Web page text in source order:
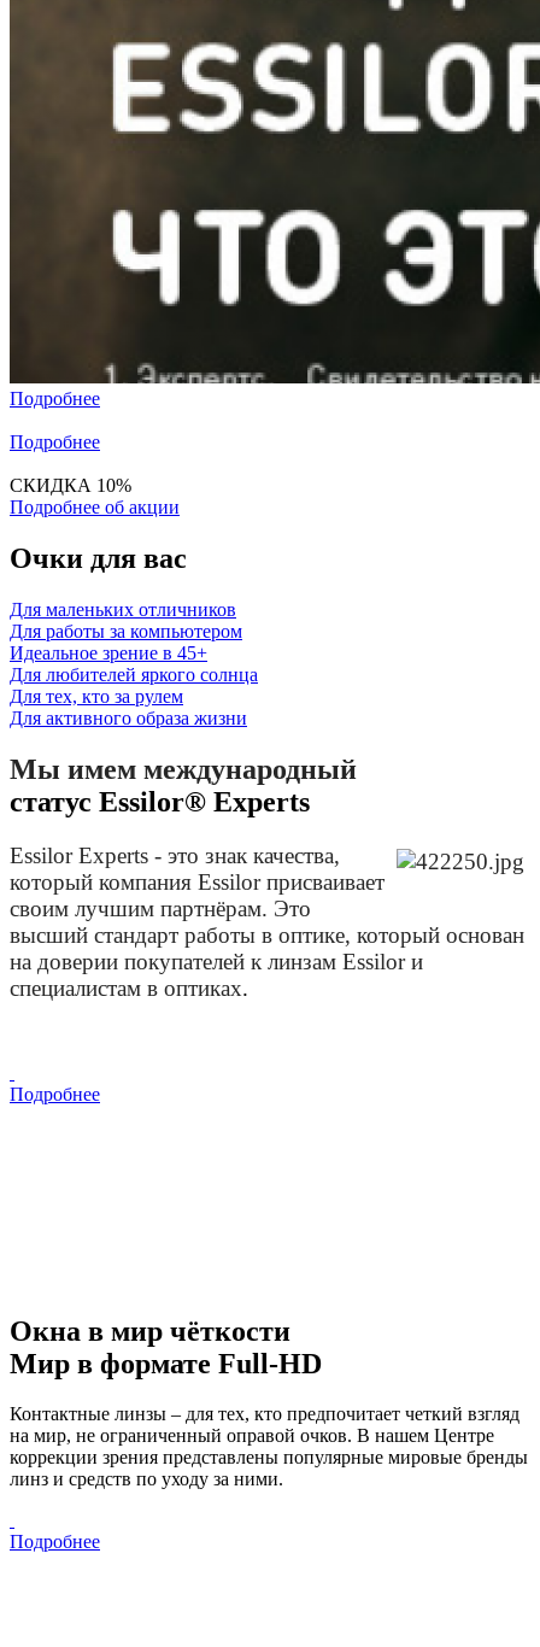
Подробнее
Подробнее
СКИДКА 10%
Подробнее об акции
Очки для вас
Для маленьких отличников
Для работы за компьютером
Идеальное зрение в 45+
Для любителей яркого солнца
Для тех, кто за рулем
Для активного образа жизни
Мы имем международный
статус Essilor® Experts
Essilor Experts - это знак качества,
который компания Essilor присваивает
своим лучшим партнёрам. Это
высший стандарт работы в оптике, который основан
на доверии покупателей к линзам Essilor и
специалистам в оптиках.
Подробнее
Окна в мир чёткости
Мир в формате Full-HD
Контактные линзы – для тех, кто предпочитает четкий взгляд
на мир, не ограниченный оправой очков. В нашем Центре
коррекции зрения представлены популярные мировые бренды
линз и средств по уходу за ними.
Подробнее